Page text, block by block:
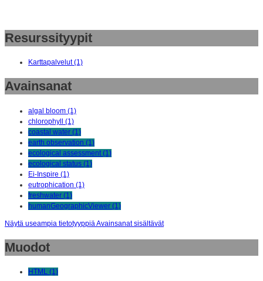
Resurssityypit
Karttapalvelut (1)
Avainsanat
algal bloom (1)
chlorophyll (1)
coastal water (1)
earth observation (1)
ecological assessment (1)
ecological status (1)
Ei-Inspire (1)
eutrophication (1)
freshwater (1)
humanGeographicViewer (1)
Näytä useampia tietotyyppiä Avainsanat sisältävät
Muodot
HTML (1)